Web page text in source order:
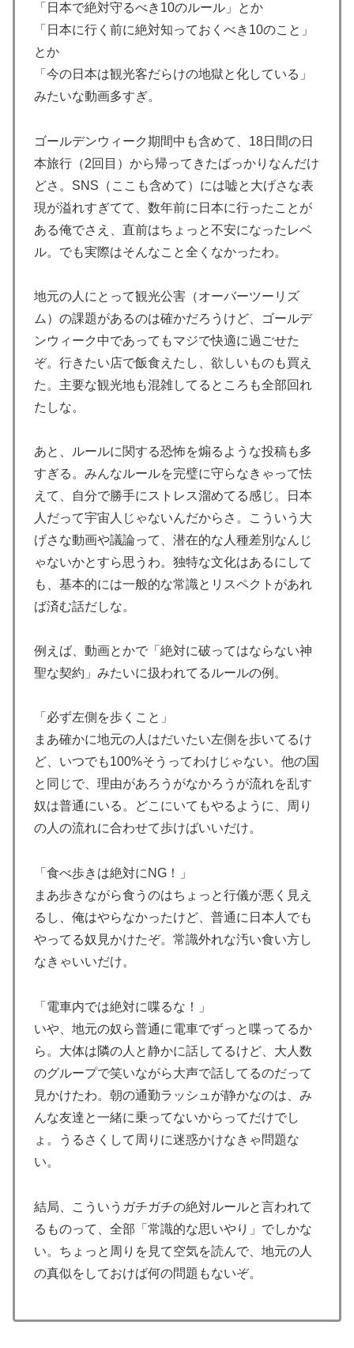
海外「こんな国が実在するなんて…」 6歳の少女が日本
で『はじめてのおつかい』に挑戦する姿に世界が衝撃
【海外の反応】村上宗隆が100マイル粉砕の26号弾で逆
した極限の中の日本人の姿に世界が衝撃
▶ 外国人「ドイツと日本、あらゆる面を比較したらどっち
が上なの？」
▶ 海外「日本がキラキラして見える…」 日本の街頭イン
タビューに登場した女子高生4人組がエモすぎると話題
木彩艶!?中村敬斗!?本田圭佑、中田英寿..海外ファンが
選出した選手がこれ！【海外の反応】
▶
韓国人「真似せずにはいられない日本の展示会の内容が
こちら…」→「日本はこういうのが本当に上手い…（ﾌﾞ
ﾙﾌﾞﾙ」＝韓国の反応
▶
韓国人「日本の高校野球甲子園大会が全く理解できない
▶
韓国人「日本の老舗で働く職人が明かした”日本の伝統
料理の秘密”がこちら・・・」
▶ 韓国が独島を不法占拠？…日本の高校新教科書、また強
引な主張＝韓国の反応
▶
中国人「これだけは慣れそうにない海外の文化といえば
何？」
▶ 海外の反応：八村塁「誰が何と言おうと僕は日本人」
▶ フランス人「なぜ移籍させない?」中村敬斗に複数オフ
上！現地サポの本音がこれ！【海外の反応】
▶ トランプ大統領「日本ほど奇襲を知る国ない、真珠湾の
相＝韓国の反応
▶ ニューヨークのブルックリン橋で花火が誤作動し火災発
生！！
▶ 【海外の反応】山本由伸、降板後にスクーバルから心を
込めた労いを受ける「貧打の被害者同士だから…」
▶ 【悲報】岡本和真の指標、本気で逝くwww
善意で頂けるものに対して一般的な飲み物なら問題ない
ーとかならお昼とか家帰ってからとか飲みますし
▶
軽飛行機が屋根すれすれを抜けて飛行場へ、車輪を出さ
ないまま胴体着陸「これよりひどい着陸なら山ほど見て
きた」【海外の反応】
喜びの米国人美女に海外が大騒ぎ
「日本で絶対守るべき10のルール」とか
「日本に行く前に絶対知っておくべき10のこと」
とか
「今の日本は観光客だらけの地獄と化している」
みたいな動画多すぎ。
ゴールデンウィーク期間中も含めて、18日間の日
本旅行（2回目）から帰ってきたばっかりなんだけ
どさ。SNS（ここも含めて）には嘘と大げさな表
現が溢れすぎてて、数年前に日本に行ったことが
ある俺でさえ、直前はちょっと不安になったレベ
ル。でも実際はそんなこと全くなかったわ。
地元の人にとって観光公害（オーバーツーリズ
ム）の課題があるのは確かだろうけど、ゴールデ
ンウィーク中であってもマジで快適に過ごせた
ぞ。行きたい店で飯食えたし、欲しいものも買え
た。主要な観光地も混雑してるところも全部回れ
たしな。
あと、ルールに関する恐怖を煽るような投稿も多
すぎる。みんなルールを完璧に守らなきゃって怯
えて、自分で勝手にストレス溜めてる感じ。日本
人だって宇宙人じゃないんだからさ。こういう大
げさな動画や議論って、潜在的な人種差別なんじ
ゃないかとすら思うわ。独特な文化はあるにして
も、基本的には一般的な常識とリスペクトがあれ
ば済む話だしな。
例えば、動画とかで「絶対に破ってはならない神
聖な契約」みたいに扱われてるルールの例。
「必ず左側を歩くこと」
まあ確かに地元の人はだいたい左側を歩いてるけ
ど、いつでも100%そうってわけじゃない。他の国
と同じで、理由があろうがなかろうが流れを乱す
奴は普通にいる。どこにいてもやるように、周り
の人の流れに合わせて歩けばいいだけ。
「食べ歩きは絶対にNG！」
まあ歩きながら食うのはちょっと行儀が悪く見え
るし、俺はやらなかったけど、普通に日本人でも
やってる奴見かけたぞ。常識外れな汚い食い方し
なきゃいいだけ。
「電車内では絶対に喋るな！」
いや、地元の奴ら普通に電車でずっと喋ってるか
ら。大体は隣の人と静かに話してるけど、大人数
のグループで笑いながら大声で話してるのだって
見かけたわ。朝の通勤ラッシュが静かなのは、み
んな友達と一緒に乗ってないからってだけでし
ょ。うるさくして周りに迷惑かけなきゃ問題な
い。
結局、こういうガチガチの絶対ルールと言われて
るものって、全部「常識的な思いやり」でしかな
い。ちょっと周りを見て空気を読んで、地元の人
の真似をしておけば何の問題もないぞ。